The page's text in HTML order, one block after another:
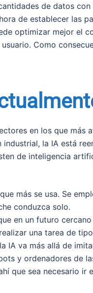
de datos
de establecer las
optimizar mejor el
Como
en los que más
la IA está
de inteligencia
más se usa. Se
conduzca solo.
en un futuro
una tarea de
IA va más allá de
y ordenadores de
que sea necesario ir